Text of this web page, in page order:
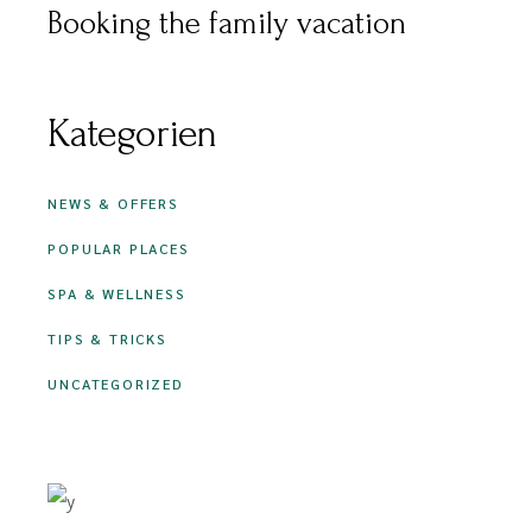
Booking the family vacation
Kategorien
NEWS & OFFERS
POPULAR PLACES
SPA & WELLNESS
TIPS & TRICKS
UNCATEGORIZED